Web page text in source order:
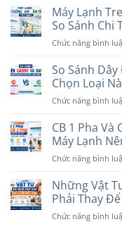
Máy Lạnh
So Sánh Chi
Chức năng bình
So Sánh
Chọn Loại
Chức năng bình
CB 1 Pha Và
Máy Lạnh
Chức năng bình
Những Vật
Phải Thay
Chức năng bình